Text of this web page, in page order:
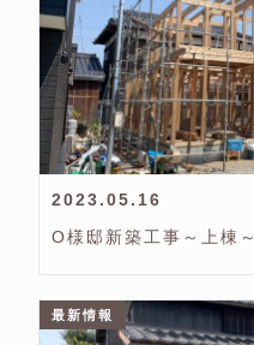
2023.05.16
O様邸新築工事～上棟～
最新情報